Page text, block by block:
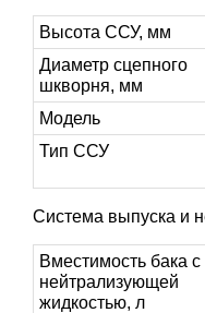
Высота ССУ, мм
Диаметр сцепного
шкворня, мм
Модель
Тип ССУ
Система выпуска и
Вместимость бака с
нейтрализующей
жидкостью, л